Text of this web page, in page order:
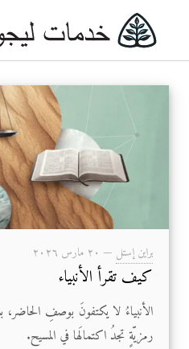
براين إستل — ۲۰ مارس ۲۰۲٦
كيف تقرأ الأنبياء
الأنبياءُ لا يكتفونَ بوصفِ الحاضر،
رمزيّةٍ تجدُ اكتمالَها في المسيح.